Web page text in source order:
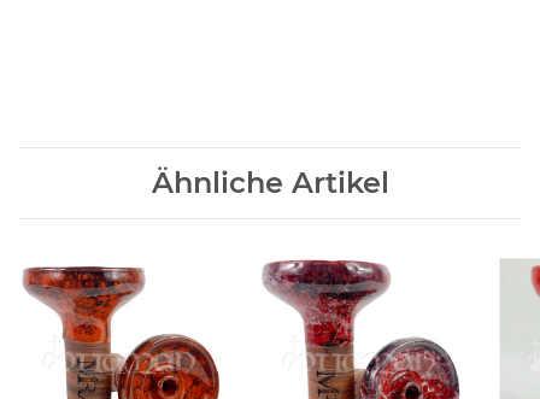
Ähnliche Artikel